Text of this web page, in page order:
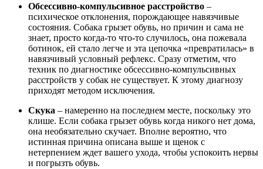
Обсессивно-компульсивное расстройство –
психическое отклонения, порождающее навязчивые
состояния. Собака грызет обувь, но причин и сама не
знает, просто когда-то что-то случилось, она пожевала
ботинок, ей стало легче и эта цепочка «превратилась» в
навязчивый условный рефлекс. Сразу отметим, что
техник по диагностике обсессивно-компульсивных
расстройств у собак не существует. К этому диагнозу
приходят методом исключения.
Скука – намеренно на последнем месте, поскольку это
клише. Если собака грызет обувь когда никого нет дома,
она необязательно скучает. Вполне вероятно, что
истинная причина описана выше и щенок с
нетерпением ждет вашего ухода, чтобы успокоить нервы
и погрызть обувь.